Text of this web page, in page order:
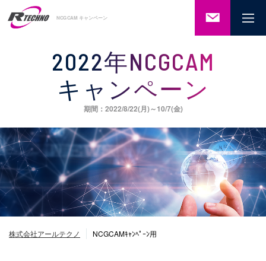
NCGCAM キャンペーン ご相談・
わせ
2022年NCGCAM
キャンペーン
期間：2022/8/22(月)～10/7(金)
株式会社アールテクノ NCGCAMｷｬﾝﾍﾟｰﾝ用